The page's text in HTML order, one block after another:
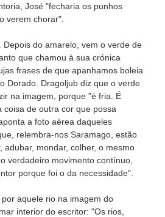
José "fecharia os punhos
verem chorar".
Depois do amarelo, vem o verde de
que chamou à sua crónica
frases de que apanhamos boleia
Dorado. Dragoljub diz que o verde
na imagem, porque "é fria. É
coisa de outra cor que possa
a foto aérea daqueles
relembra-nos Saramago, estão
adubar, mondar, colher, o mesmo
verdadeiro movimento contínuo,
porque foi o da necessidade".
aquele rio na imagem do
interior do escritor: "Os rios,